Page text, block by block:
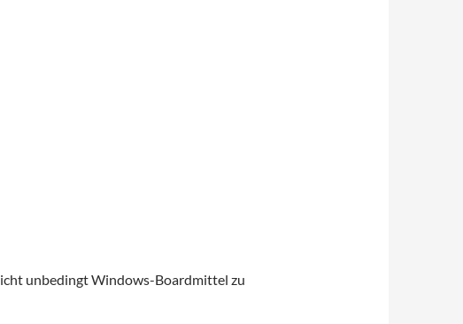
unbedingt Windows-Boardmittel zu